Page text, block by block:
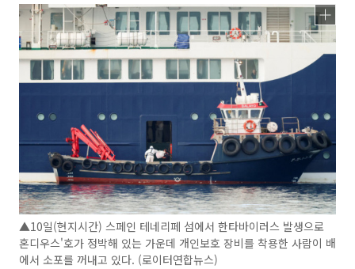
▲10일(현지시간) 스페인 테네리페 섬에서 한타바이러스 발생으로
혼디우스'호가 정박해 있는 가운데 개인보호 장비를 착용한 사람이 배
에서 소포를 꺼내고 있다. (로이터연합뉴스)